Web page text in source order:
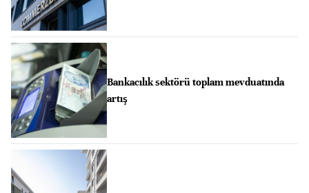
Bankacılık sektörü toplam mevduatında
artış